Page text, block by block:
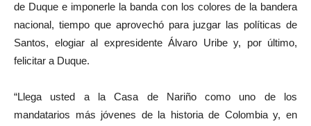
de Duque e imponerle la banda con los colores de la bandera
nacional, tiempo que aprovechó para juzgar las políticas de
Santos, elogiar al expresidente Álvaro Uribe y, por último,
felicitar a Duque.
“Llega usted a la Casa de Nariño como uno de los
mandatarios más jóvenes de la historia de Colombia y, en